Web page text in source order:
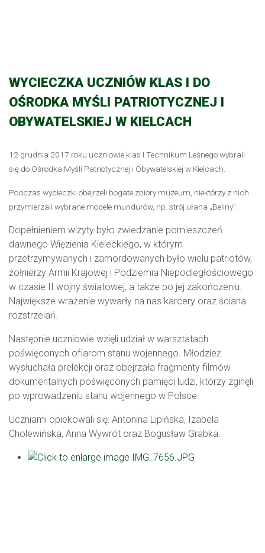
WYCIECZKA UCZNIÓW KLAS I DO
OŚRODKA MYŚLI PATRIOTYCZNEJ I
OBYWATELSKIEJ W KIELCACH
12 grudnia 2017 roku uczniowie klas I Technikum Leśnego wybrali
się do Ośrodka Myśli Patriotycznej i Obywatelskiej w Kielcach.
Podczas wycieczki obejrzeli bogate zbiory muzeum, niektórzy z nich
przymierzali wybrane modele mundurów, np. strój ułana „Beliny”.
Dopełnieniem wizyty było zwiedzanie pomieszczeń
dawnego Więzienia Kieleckiego, w którym
przetrzymywanych i zamordowanych było wielu patriotów,
żołnierzy Armii Krajowej i Podziemia Niepodległościowego
w czasie II wojny światowej, a także po jej zakończeniu.
Największe wrażenie wywarły na nas karcery oraz ściana
rozstrzelań.
Następnie uczniowie wzięli udział w warsztatach
poświęconych ofiarom stanu wojennego. Młodzież
wysłuchała prelekcji oraz obejrzała fragmenty filmów
dokumentalnych poświęconych pamięci ludzi, którzy zginęli
po wprowadzeniu stanu wojennego w Polsce.
Uczniami opiekowali się: Antonina Lipińska, Izabela
Cholewińska, Anna Wywrót oraz Bogusław Grabka.